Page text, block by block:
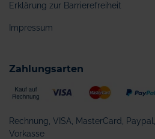
Erklärung zur Barrierefreiheit
Impressum
Zahlungsarten
Rechnung, VISA, MasterCard,
Vorkasse